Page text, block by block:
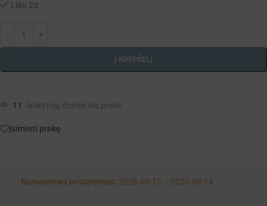
Liko 23
Į KREPŠELĮ
11 lankytojų domisi šia preke
Įsiminti prekę
Numatomas pristatymas: 2026-08-12 – 2026-08-14